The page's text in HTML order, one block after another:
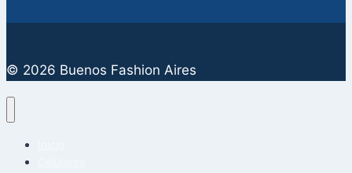
© 2026 Buenos Fashion Aires